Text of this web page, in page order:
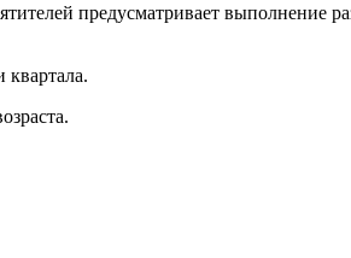
предусматривает
квартала.